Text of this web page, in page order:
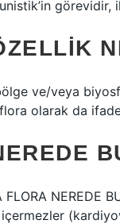
ve/veya
olarak da
FLORA NEREDE